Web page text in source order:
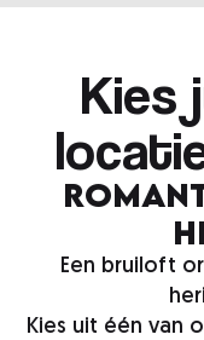
Kies
Een bruiloft
Kies uit één van